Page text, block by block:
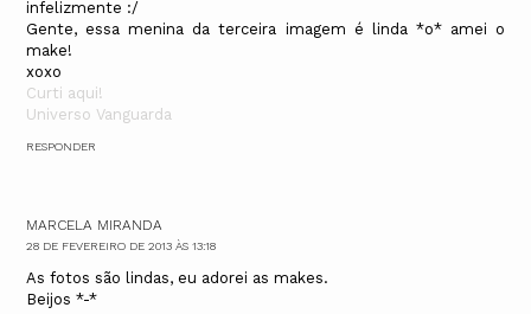
infelizmente :/
Gente, essa menina da terceira imagem é linda *o* amei o
make!
xoxo
Curti aqui!
Universo Vanguarda
RESPONDER
MARCELA MIRANDA
28 DE FEVEREIRO DE 2013 ÀS 13:18
As fotos são lindas, eu adorei as makes.
Beijos *-*